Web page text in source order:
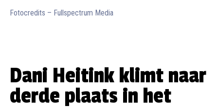
Fotocredits – Fullspectrum Media
Dani Heitink klimt naar
derde plaats in het